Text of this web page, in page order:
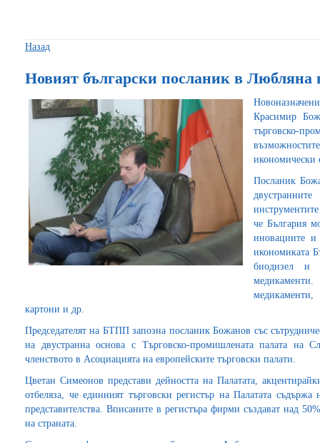
Назад
Новият български посланик в
Красимир
търговско-
икономически
Посланик
че България
иновациите
икономиката
биодизел и
картони и др.
Председателят на БТПП запозна посланик Божанов със
на двустранна основа с Търговско-промишлената палата
членството в Асоциацията на европейските търговски палати.
Цветан Симеонов представи дейността на Палатата,
отбеляза, че единният търговски регистър на Палатата
представителства. Вписаните в регистъра фирми създават над
на страната.